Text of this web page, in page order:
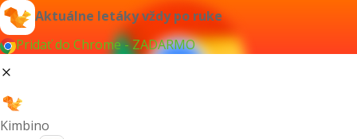
Aktuálne letáky vždy po ruke
Pridať do Chrome - ZADARMO
Kimbino